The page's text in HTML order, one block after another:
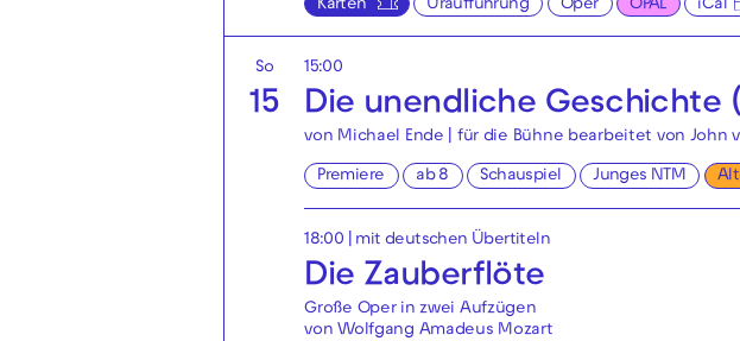
Karten Uraufführung Oper OPAL iCal
So
15
15:00
Die unendliche Geschichte
von Michael Ende | für die Bühne bearbeitet von John
Premiere ab 8 Schauspiel Junges NTM
18:00 mit deutschen Übertiteln
Die Zauberflöte
Große Oper in zwei Aufzügen
von Wolfgang Amadeus Mozart